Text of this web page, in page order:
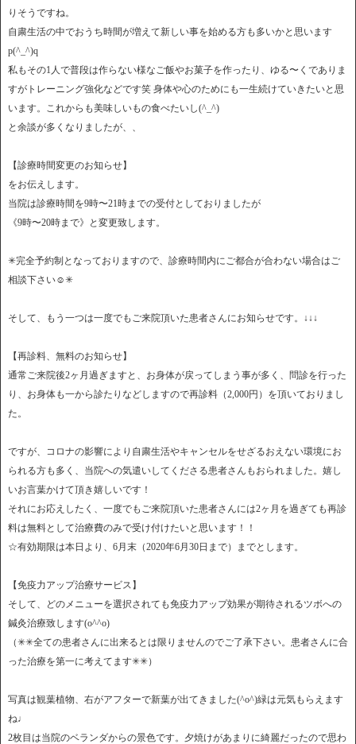
りそうですね。
自粛生活の中でおうち時間が増えて新しい事を始める方も多いかと思います
p(^_^)q
私もその1人で普段は作らない様なご飯やお菓子を作ったり、ゆる〜くでありま
すがトレーニング強化などです笑 身体や心のためにも一生続けていきたいと思
います。これからも美味しいもの食べたいし(^_^)
と余談が多くなりましたが、、
【診療時間変更のお知らせ】
をお伝えします。
当院は診療時間を9時〜21時までの受付としておりましたが
《9時〜20時まで》と変更致します。
✳︎完全予約制となっておりますので、診療時間内にご都合が合わない場合はご
相談下さい☺️✳︎
そして、もう一つは一度でもご来院頂いた患者さんにお知らせです。↓↓↓
【再診料、無料のお知らせ】
通常ご来院後2ヶ月過ぎますと、お身体が戻ってしまう事が多く、問診を行った
り、お身体も一から診たりなどしますので再診料（2,000円）を頂いておりまし
た。
ですが、コロナの影響により自粛生活やキャンセルをせざるおえない環境にお
られる方も多く、当院への気遣いしてくださる患者さんもおられました。嬉し
いお言葉かけて頂き嬉しいです！
それにお応えしたく、一度でもご来院頂いた患者さんには2ヶ月を過ぎても再診
料は無料として治療費のみで受け付けたいと思います！！
☆有効期限は本日より、6月末（2020年6月30日まで）までとします。
【免疫力アップ治療サービス】
そして、どのメニューを選択されても免疫力アップ効果が期待されるツボへの
鍼灸治療致します(o^^o)
（✳︎✳︎全ての患者さんに出来るとは限りませんのでご了承下さい。患者さんに合
った治療を第一に考えてます✳︎✳︎）
写真は観葉植物、右がアフターで新葉が出てきました(^o^)緑は元気もらえます
ね♩
2枚目は当院のベランダからの景色です。夕焼けがあまりに綺麗だったので思わ